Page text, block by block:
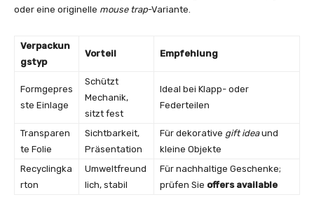
oder eine originelle mouse trap-Variante.
Verpackun
gstyp
Vorteil Empfehlung
Formgepres
ste Einlage
Schützt
Mechanik,
sitzt fest
Ideal bei Klapp- oder
Federteilen
Transparen
te Folie
Sichtbarkeit,
Präsentation
Für dekorative gift ideaund
kleine Objekte
Recyclingka
rton
Umweltfreund
lich, stabil
Für nachhaltige Geschenke;
prüfen Sie offers available